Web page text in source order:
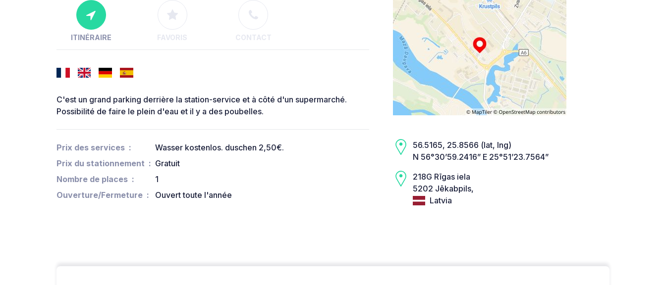
ITINÉRAIRE FAVORIS CONTACT
C'est un grand parking derrière la station-service et à côté d'un supermarché.
Possibilité de faire le plein d'eau et il y a des poubelles.
Prix des services
Wasser kostenlos. duschen 2,50€.
Prix du stationnement
Gratuit
Nombre de places
1
Ouverture/Fermeture
Ouvert toute l'année
56.5165, 25.8566 (lat, lng)
N 56°30’59.2416” E 25°51’23.7564”
218G Rīgas iela
5202 Jēkabpils,
Latvia